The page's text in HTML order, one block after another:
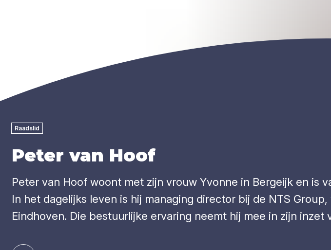
Raadslid
Peter van Hoof
Peter van Hoof woont met zijn vrouw Yvonne in Bergeijk en is
In het dagelijks leven is hij managing director bij de NTS
Eindhoven. Die bestuurlijke ervaring neemt hij mee in zijn inzet